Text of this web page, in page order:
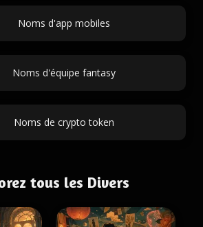
Noms d'app mobiles
Noms d'équipe fantasy
Noms de crypto token
tous les Divers